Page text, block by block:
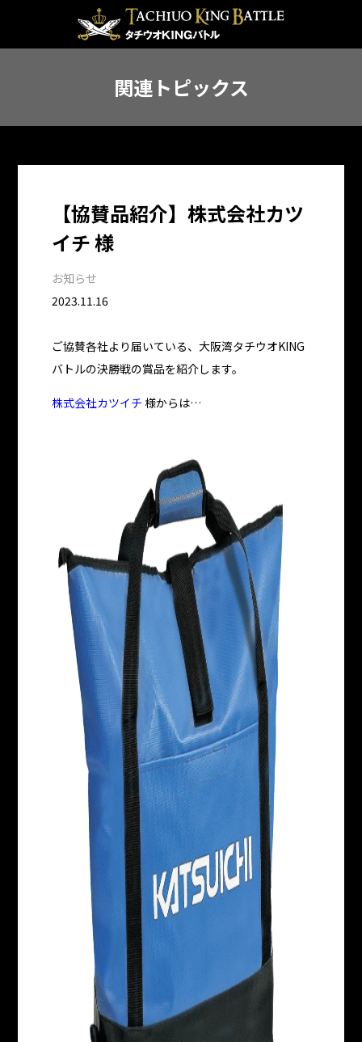
関連トピックス
【協賛品紹介】株式会社カツ
イチ 様
お知らせ
2023.11.16
ご協賛各社より届いている、大阪湾タチウオKING
バトルの決勝戦の賞品を紹介します。
株式会社カツイチ 様からは…